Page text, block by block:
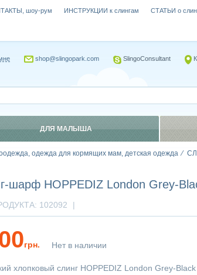
одежда для кормящих мам, детская одежда
шарф HOPPEDIZ London Grey-
102092 |
грн. Нет в наличии
хлопковый слинг HOPPEDIZ London Grey-Black
шоу-рум ИНСТРУКЦИИ к слингам СТАТЬИ о
shop@slingopark.com SlingoConsultant
ДЛЯ МАЛЫША